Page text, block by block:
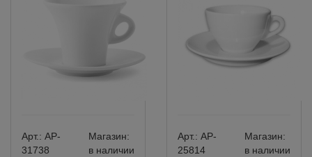
Арт.: AP-
31738
Магазин:
в наличии
Арт.: AP-
25814
Магазин:
в наличии